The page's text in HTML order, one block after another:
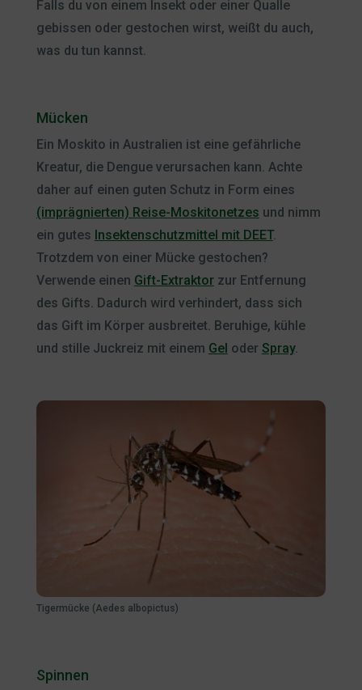
Falls du von einem Insekt oder einer Qualle
gebissen oder gestochen wirst, weißt du auch,
was du tun kannst.
Mücken
Ein Moskito in Australien ist eine gefährliche
Kreatur, die Dengue verursachen kann. Achte
daher auf einen guten Schutz in Form eines
(imprägnierten) Reise-Moskitonetzes und nimm
ein gutes Insektenschutzmittel mit DEET.
Trotzdem von einer Mücke gestochen?
Verwende einen Gift-Extraktorzur Entfernung
des Gifts. Dadurch wird verhindert, dass sich
das Gift im Körper ausbreitet. Beruhige, kühle
und stille Juckreiz mit einem Gel oder Spray.
Tigermücke (Aedes albopictus)
Spinnen